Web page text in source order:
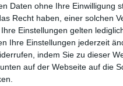
Daten ohne Ihre Einwilligung
Recht haben, einer solchen
Einstellungen gelten
Ihre Einstellungen jederzeit
indem Sie zu dieser
auf der Webseite auf die